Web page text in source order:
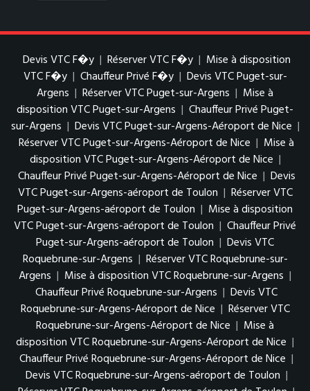
Devis VTC F�y | Réserver VTC F�y | Mise à disposition
VTC F�y | Chauffeur Privé F�y | Devis VTC Puget-sur-
Argens | Réserver VTC Puget-sur-Argens | Mise à
disposition VTC Puget-sur-Argens | Chauffeur Privé Puget-
sur-Argens | Devis VTC Puget-sur-Argens-Aéroport de Nice |
Réserver VTC Puget-sur-Argens-Aéroport de Nice | Mise à
disposition VTC Puget-sur-Argens-Aéroport de Nice |
Chauffeur Privé Puget-sur-Argens-Aéroport de Nice | Devis
VTC Puget-sur-Argens-aéroport de Toulon | Réserver VTC
Puget-sur-Argens-aéroport de Toulon | Mise à disposition
VTC Puget-sur-Argens-aéroport de Toulon | Chauffeur Privé
Puget-sur-Argens-aéroport de Toulon | Devis VTC
Roquebrune-sur-Argens | Réserver VTC Roquebrune-sur-
Argens | Mise à disposition VTC Roquebrune-sur-Argens |
Chauffeur Privé Roquebrune-sur-Argens | Devis VTC
Roquebrune-sur-Argens-Aéroport de Nice | Réserver VTC
Roquebrune-sur-Argens-Aéroport de Nice | Mise à
disposition VTC Roquebrune-sur-Argens-Aéroport de Nice |
Chauffeur Privé Roquebrune-sur-Argens-Aéroport de Nice |
Devis VTC Roquebrune-sur-Argens-aéroport de Toulon |